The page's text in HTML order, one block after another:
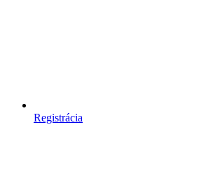
Registrácia